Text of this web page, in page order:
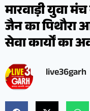
मारवाड़ी युवा
जैन का पिथौरा
सेवा कार्यों का
live36garh